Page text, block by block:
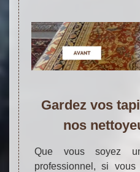
Gardez vos
nos
Que vous soyez
professionnel, si